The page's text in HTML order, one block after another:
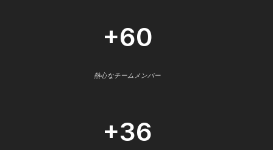
+60
熱心なチームメンバー
+36